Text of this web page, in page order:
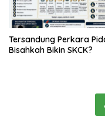
Tersandung Perkara
Bisahkah Bikin SKCK?